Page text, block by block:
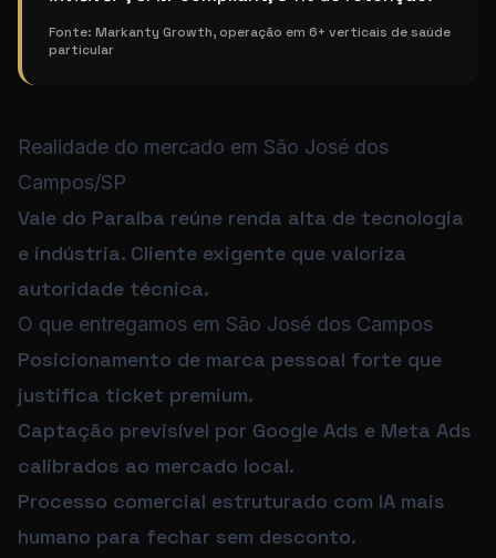
Fonte: Markanty Growth, operação em 6+ verticais de saúde
particular
Realidade do mercado em São José dos
Campos/SP
Vale do Paraíba reúne renda alta de tecnologia
e indústria. Cliente exigente que valoriza
autoridade técnica.
O que entregamos em São José dos Campos
Posicionamento de marca pessoal forte que
justifica ticket premium.
Captação previsível por Google Ads e Meta Ads
calibrados ao mercado local.
Processo comercial estruturado com IA mais
humano para fechar sem desconto.